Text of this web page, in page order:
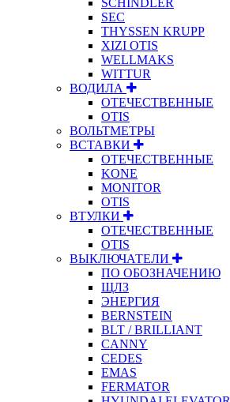
SEC
THYSSEN KRUPP
XIZI OTIS
WELLMAKS
WITTUR
ВОДИЛА
ОТЕЧЕСТВЕННЫЕ
OTIS
ВОЛЬТМЕТРЫ
ВСТАВКИ
ОТЕЧЕСТВЕННЫЕ
KONE
MONITOR
OTIS
ВТУЛКИ
ОТЕЧЕСТВЕННЫЕ
OTIS
ВЫКЛЮЧАТЕЛИ
ПО ОБОЗНАЧЕНИЮ
ЩЛЗ
ЭНЕРГИЯ
BERNSTEIN
BLT / BRILLIANT
CANNY
CEDES
EMAS
FERMATOR